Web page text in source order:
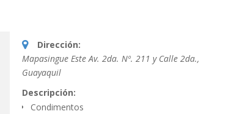
Dirección:
Mapasingue Este Av. 2da. Nº. 211 y Calle 2da.,
Guayaquil
Descripción:
Condimentos